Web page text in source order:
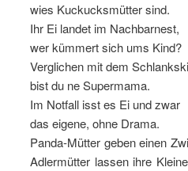
wies Kuckucksmütter sind.
Ihr Ei landet im Nachbarnest,
wer kümmert sich ums Kind?
Verglichen mit dem
bist du ne Supermama.
Im Notfall isst es Ei und zwar
das eigene, ohne Drama.
Panda-Mütter geben einen
Adlermütter lassen ihre